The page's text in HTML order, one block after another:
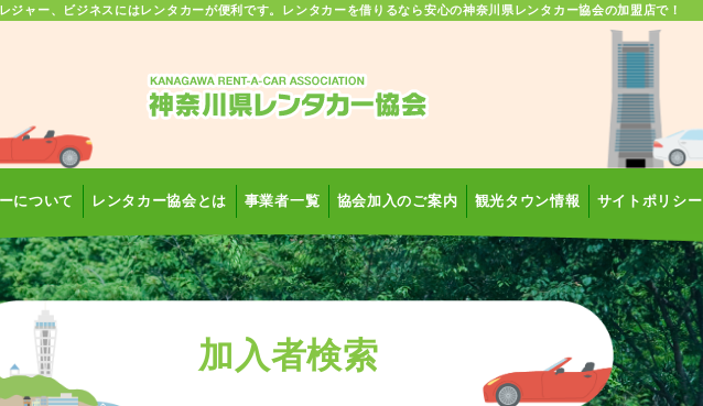
ジャー、ビジネスにはレンタカーが便利です。レンタカーを借りるなら安心の神奈川県レンタカー協会の加盟店で！
について レンタカー協会とは 事業者一覧 協会加入のご案内 観光タウン情報 サイトポリシー
加入者検索